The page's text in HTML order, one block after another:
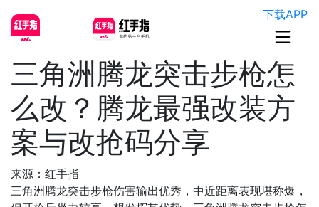
下载APP
三角洲腾龙突击步枪怎
么改？腾龙最强改装方
案与改抢码分享
来源：红手指
三角洲腾龙突击步枪伤害输出优秀，中近距离表现堪称爆，